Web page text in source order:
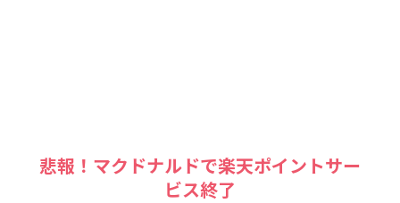
悲報！マクドナルドで楽天ポイントサー
ビス終了